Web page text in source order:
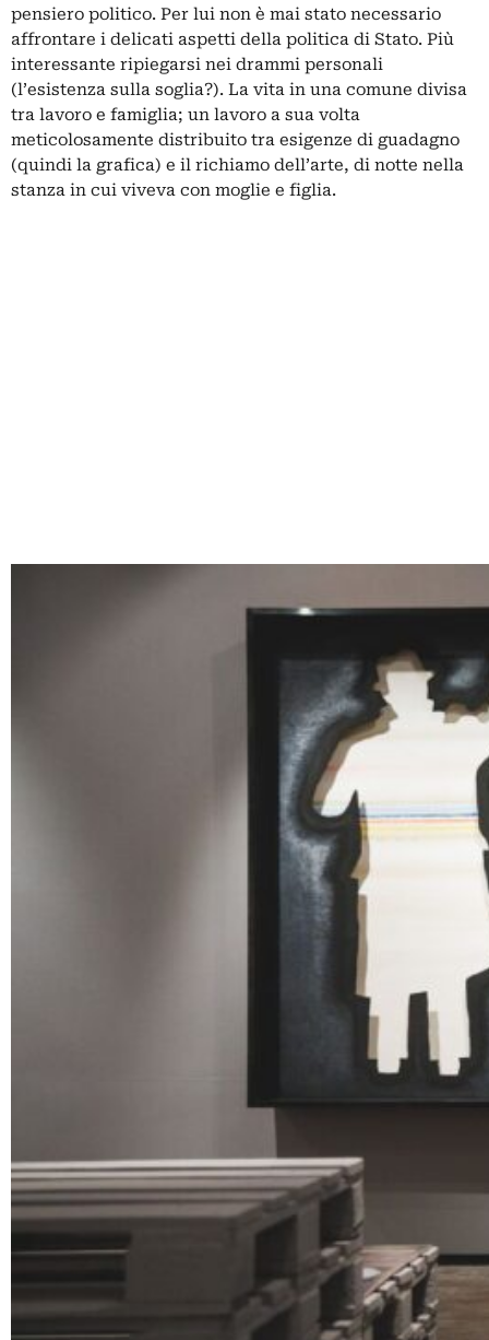
pensiero politico. Per lui non è mai stato necessario
affrontare i delicati aspetti della politica di Stato. Più
interessante ripiegarsi nei drammi personali
(l’esistenza sulla soglia?). La vita in una comune divisa
tra lavoro e famiglia; un lavoro a sua volta
meticolosamente distribuito tra esigenze di guadagno
(quindi la grafica) e il richiamo dell’arte, di notte nella
stanza in cui viveva con moglie e figlia.